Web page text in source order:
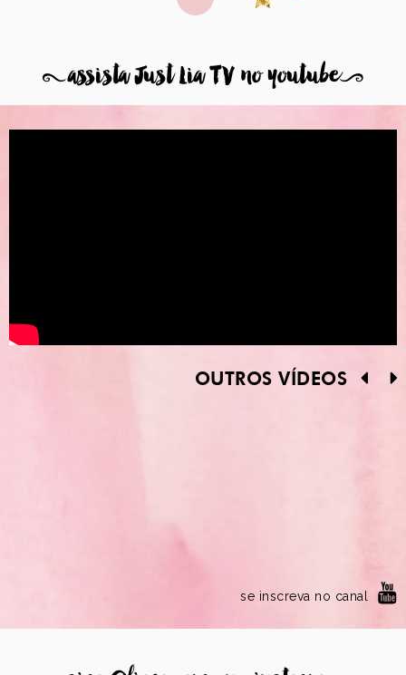
8assista Just Lia TV no youtube9
OUTROS VÍDEOS
se inscreva no canal